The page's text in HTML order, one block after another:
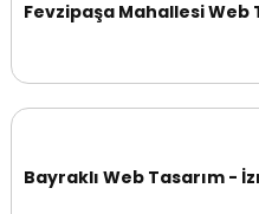
Fevzipaşa Mahallesi Web
Bayraklı Web Tasarım -